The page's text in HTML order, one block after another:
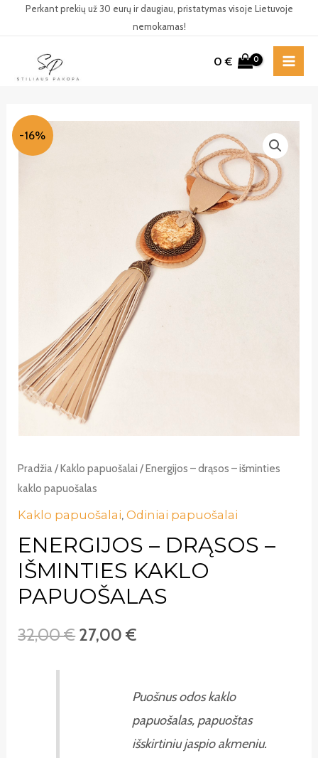
PereitiPerkant prekių už 30 eurų ir daugiau, pristatymas visoje Lietuvoje
nemokamas!
0 €
-16%
Pradžia/Kaklo papuošalai / Energijos – drąsos – išminties
kaklo papuošalas
Kaklo papuošalai,Odiniai papuošalai
ENERGIJOS – DRĄSOS –
IŠMINTIES KAKLO
PAPUOŠALAS
32,00€ 27,00€
Puošnus odos kaklo
papuošalas, papuoštas
išskirtiniu jaspio akmeniu.